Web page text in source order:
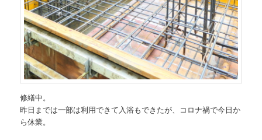
修繕中。
昨日までは一部は利用できて入浴もできたが、コロナ禍で今日か
ら休業。